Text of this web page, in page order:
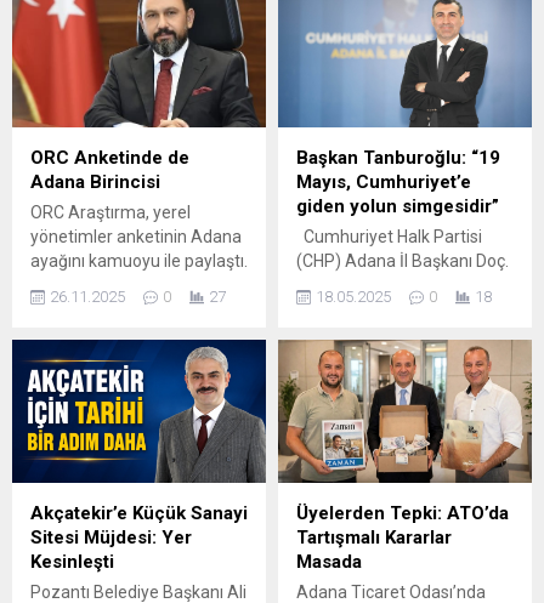
ORC Anketinde de
Adana Birincisi
ORC Araştırma, yerel
yönetimler anketinin Adana
ayağını kamuoyu ile paylaştı.
başarılı ilçe belediye başkanı
Bilal Uludağ oldu.
Adana’daki kamuoyu
araştırmasının en ilginç
sonucu; Seyhan ve
Çukurova Belediyelerinin ilk
beşe girememesi.
26.11.2025 0 27
Başkan Tanburoğlu: “19
Mayıs, Cumhuriyet’e
giden yolun simgesidir”
Cumhuriyet Halk Partisi
(CHP) Adana İl Başkanı Doç.
Mayıs Atatürk’ü Anma,
ilgili yazılı bir açıklama yaptı,
bu anlamlı günü kutladı.
Başkan Tanburoğlu,
gençlere seslenerek
“Türkiye Cumhuriyeti sizlere
emanettir. Bu değerli
emaneti yaşatmak, sonsuza
kadar korumak ve gelecek
kuşaklara en iyi...
18.05.2025 0 18
Akçatekir’e Küçük Sanayi
Sitesi Müjdesi: Yer
Kesinleşti
Pozantı Belediye Başkanı Ali
Üyelerden Tepki: ATO’da
Tartışmalı Kararlar
Masada
Adana Ticaret Odası’nda